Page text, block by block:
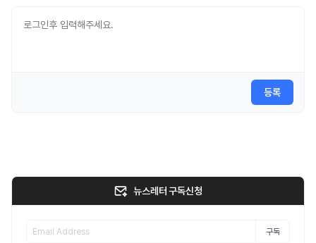
등록
뉴스레터 구독신청
구독